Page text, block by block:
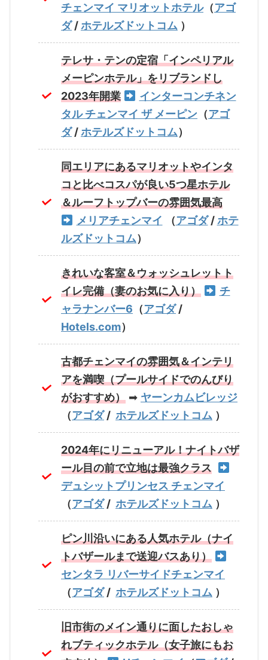
チェンマイ マリオットホテル（アゴ
ダ/ホテルズドットコム ）
テレサ・テンの定宿「インペリアル
メーピンホテル」をリブランドし
2023年開業
インターコンチネン
タル チェンマイ ザ メーピン （アゴ
ダ/ホテルズドットコム）
同エリアにあるマリオットやインタ
コと比べコスパが良い5つ星ホテル
＆ルーフトップバーの雰囲気最高
メリアチェンマイ （アゴダ/ホテ
ルズドットコム）
きれいな客室＆ウォッシュレットト
イレ完備（妻のお気に入り）
チ
ャラナンバー6 （アゴダ/
Hotels.com）
古都チェンマイの雰囲気＆インテリ
アを満喫（プールサイドでのんびり
がおすすめ） ➡ ヤーンカムビレッジ
（アゴダ/ ホテルズドットコム ）
2024年にリニューアル！ナイトバザ
ール目の前で立地は最強クラス
デュシットプリンセス チェンマイ
（アゴダ/ ホテルズドットコム ）
ピン川沿いにある人気ホテル（ナイ
トバザールまで送迎バスあり）
センタラ リバーサイドチェンマイ
（アゴダ/ ホテルズドットコム ）
旧市街のメイン通りに面したおしゃ
れブティックホテル（女子旅にもお